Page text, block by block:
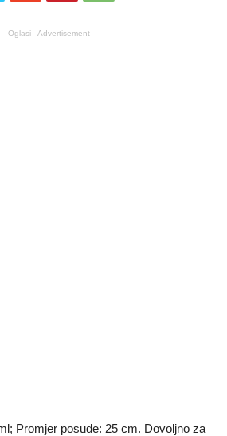
Oglasi - Advertisement
Promjer posude: 25 cm. Dovoljno za